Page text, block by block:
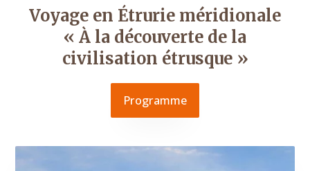
Voyage en Étrurie méridionale
« À la découverte de la
civilisation étrusque »
Programme